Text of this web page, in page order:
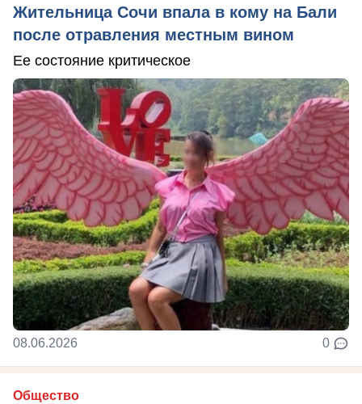
Жительница Сочи впала в кому на Бали
после отравления местным вином
Ее состояние критическое
08.06.2026 0
Общество